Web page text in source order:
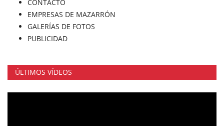
CONTACTO
EMPRESAS DE MAZARRÓN
GALERÍAS DE FOTOS
PUBLICIDAD
ÚLTIMOS VÍDEOS